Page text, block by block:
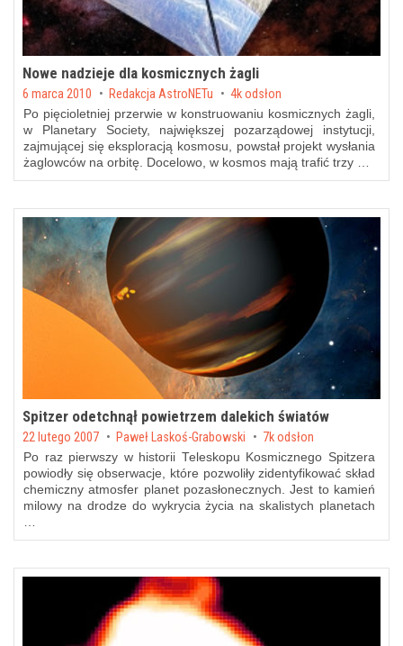
Nowe nadzieje dla kosmicznych żagli
Posted on
6 marca 2010 by Redakcja AstroNETu 4k odsłon
Po pięcioletniej przerwie w konstruowaniu kosmicznych żagli,
w Planetary Society, największej pozarządowej instytucji,
zajmującej się eksploracją kosmosu, powstał projekt wysłania
żaglowców na orbitę. Docelowo, w kosmos mają trafić trzy …
Spitzer odetchnął powietrzem dalekich światów
Posted on
22 lutego 2007 by Paweł Laskoś-Grabowski 7k odsłon
Po raz pierwszy w historii Teleskopu Kosmicznego Spitzera
powiodły się obserwacje, które pozwoliły zidentyfikować skład
chemiczny atmosfer planet pozasłonecznych. Jest to kamień
milowy na drodze do wykrycia życia na skalistych planetach
…